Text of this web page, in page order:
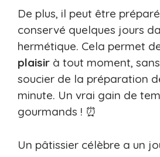
De plus, il peut être
conservé quelques jours
hermétique. Cela permet
plaisir à tout moment,
soucier de la préparation
minute. Un vrai gain de
gourmands ! ⏰
Un pâtissier célèbre a un